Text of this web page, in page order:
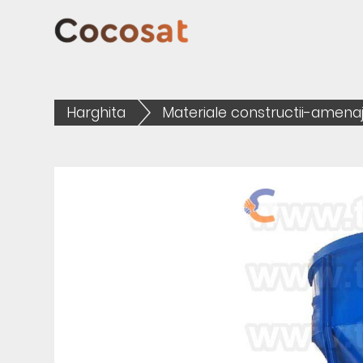
Harghita Materiale constructii-